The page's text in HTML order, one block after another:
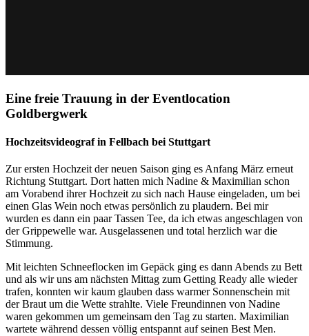
Eine freie Trauung in der Eventlocation
Goldbergwerk
Hochzeitsvideograf in Fellbach bei Stuttgart
Zur ersten Hochzeit der neuen Saison ging es Anfang März erneut
Richtung Stuttgart. Dort hatten mich Nadine & Maximilian schon
am Vorabend ihrer Hochzeit zu sich nach Hause eingeladen, um bei
einen Glas Wein noch etwas persönlich zu plaudern. Bei mir
wurden es dann ein paar Tassen Tee, da ich etwas angeschlagen von
der Grippewelle war. Ausgelassenen und total herzlich war die
Stimmung.
Mit leichten Schneeflocken im Gepäck ging es dann Abends zu Bett
und als wir uns am nächsten Mittag zum Getting Ready alle wieder
trafen, konnten wir kaum glauben dass warmer Sonnenschein mit
der Braut um die Wette strahlte. Viele Freundinnen von Nadine
waren gekommen um gemeinsam den Tag zu starten. Maximilian
wartete während dessen völlig entspannt auf seinen Best Men.